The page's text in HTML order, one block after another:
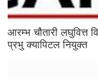
आरम्भ चौतारी लघुवित्त
प्रभु क्यापिटल नियुक्त